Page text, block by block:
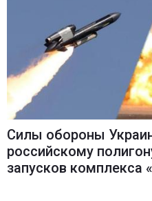
Силы обороны
российскому
запусков комплекса